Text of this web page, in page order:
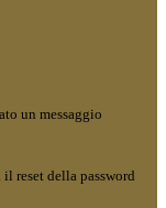
un messaggio
reset della password